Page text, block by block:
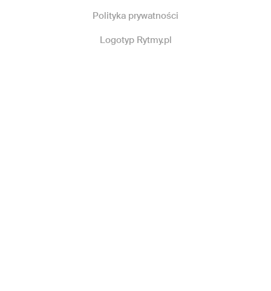
Polityka prywatności
Logotyp Rytmy.pl